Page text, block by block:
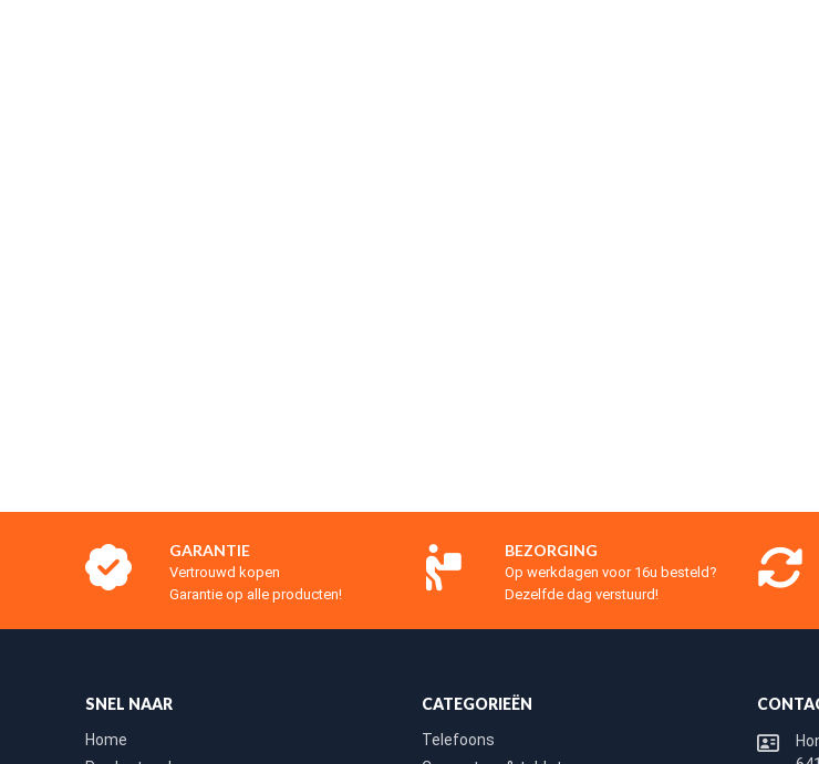
GARANTIE
Vertrouwd kopen
Garantie op alle producten!
BEZORGING
Op werkdagen voor 16u besteld?
Dezelfde dag verstuurd!
SNEL NAAR
Home
CATEGORIEËN
Telefoons